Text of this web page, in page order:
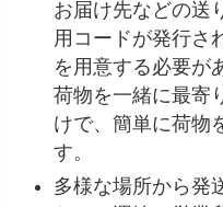
お届け先などの送
用コードが発行さ
を用意する必要が
荷物を一緒に最寄
けで、簡単に荷物
す。
多様な場所から発